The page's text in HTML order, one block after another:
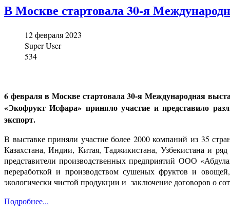
В Москве стартовала 30-я
12 февраля 2023
Super User
534
6 февраля в Москве стартовала 30-я Международная
«Экофрукт Исфара» приняло участие и представило
экспорт.
В выставке приняли участие более 2000 компаний из 35
Казахстана, Индии, Китая, Таджикистана, Узбекистана и
представители производственных предприятий ООО
переработкой и производством сушеных фруктов и
экологически чистой продукции и заключение договоров о
Подробнее...